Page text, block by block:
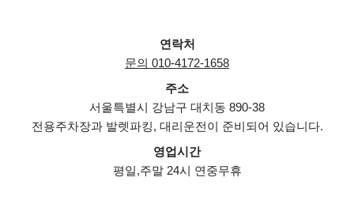
연락처
문의 010-4172-1658
주소
서울특별시 강남구 대치동 890-38
전용주차장과 발렛파킹, 대리운전이 준비되어 있습니다.
영업시간
평일,주말 24시 연중무휴